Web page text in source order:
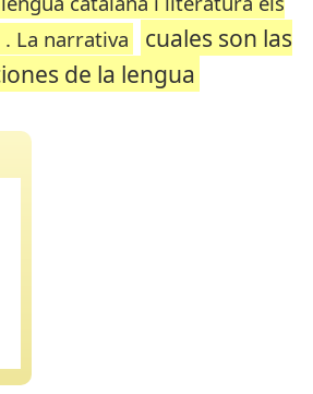
La narrativa
cuales son las
de la lengua